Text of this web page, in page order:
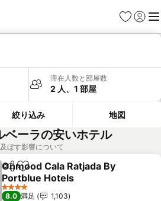
お気に入り
ログイ
メ
滞在人数と部屋数
2 人、1 部屋
絞り込み 地図
ベーラの安いホテル
ぼす影響について
シェアお気に入りに追加
Onmood Cala Ratjada By
Portblue Hotels
4 ホテルのランク
8.0 満足
1,103